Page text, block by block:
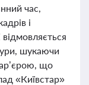
час,
і
шукаючи
що
«Київстар»